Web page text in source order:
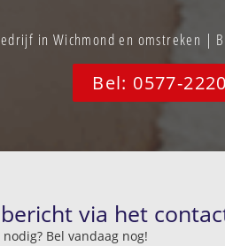
in Wichmond en omstreken |
Bel: 0577-
via het
Bel vandaag nog!